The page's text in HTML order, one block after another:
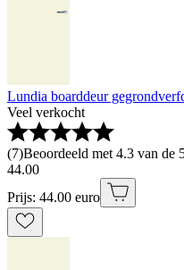
Lundia boarddeur
Veel verkocht
(7)Beoordeeld met 4.3 van de
44.00
Prijs: 44.00 euro